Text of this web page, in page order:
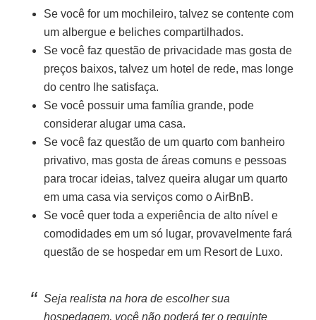
Se você for um mochileiro, talvez se contente com
um albergue e beliches compartilhados.
Se você faz questão de privacidade mas gosta de
preços baixos, talvez um hotel de rede, mas longe
do centro lhe satisfaça.
Se você possuir uma família grande, pode
considerar alugar uma casa.
Se você faz questão de um quarto com banheiro
privativo, mas gosta de áreas comuns e pessoas
para trocar ideias, talvez queira alugar um quarto
em uma casa via serviços como o AirBnB.
Se você quer toda a experiência de alto nível e
comodidades em um só lugar, provavelmente fará
questão de se hospedar em um Resort de Luxo.
Seja realista na hora de escolher sua
hospedagem, você não poderá ter o requinte